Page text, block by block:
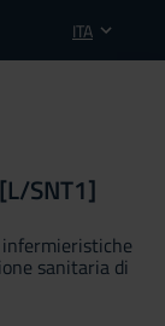
ITA
SNT1]
sanitaria di